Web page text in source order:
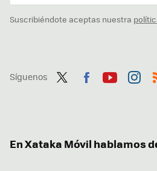
Suscribiéndote aceptas nuestra
Síguenos
En Xataka Móvil hablamos